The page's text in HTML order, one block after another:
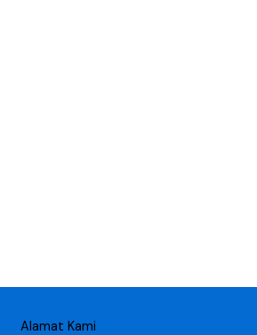
Alamat Kami